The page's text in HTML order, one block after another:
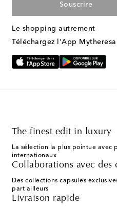
Souscrire
Le shopping autrement
Téléchargez l'App Mytheresa
The finest edit in luxury
La sélection la plus pointue avec
internationaux
Collaborations avec des
Des collections capsules
part ailleurs
Livraison rapide